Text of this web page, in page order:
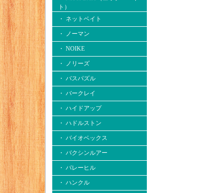
ト）
・ ネットベイト
・ ノーマン
・ NOIKE
・ ノリーズ
・ バスパズル
・ バークレイ
・ ハイドアップ
・ ハドルストン
・ バイオベックス
・ バクシンルアー
・ バレーヒル
・ ハンクル